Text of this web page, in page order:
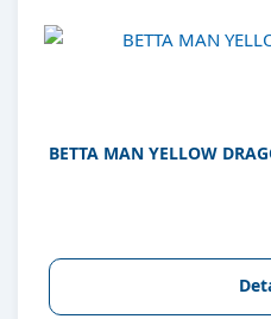
BETTA MAN YELLOW